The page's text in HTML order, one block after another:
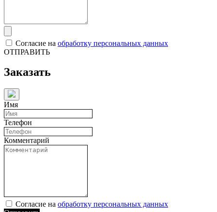
Согласие на обработку персональных данных
ОТПРАВИТЬ
Заказать
Имя
Телефон
Комментарий
Согласие на обработку персональных данных